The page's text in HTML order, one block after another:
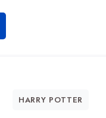
HARRY POTTER